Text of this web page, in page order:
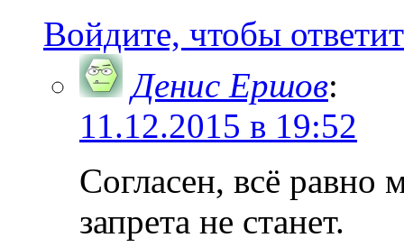
Войдите, чтобы
Денис Ершов:
11.12.2015 в 19:52
Согласен, всё равно
запрета не станет.